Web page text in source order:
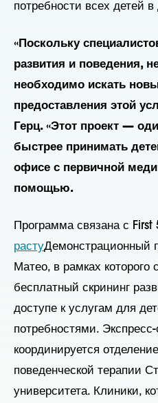
потребности всех детей в
«Поскольку
развития и поведения,
необходимо искать
предоставления этой
Герц. «Этот проект —
быстрее принимать
офисе с первичной
помощью.
Программа связана с First
растуДемонстрационный
Матео, в рамках которого
бесплатный скрининг
доступе к услугам для
потребностями.
координируется
поведенческой терапии
университета. Клиники,